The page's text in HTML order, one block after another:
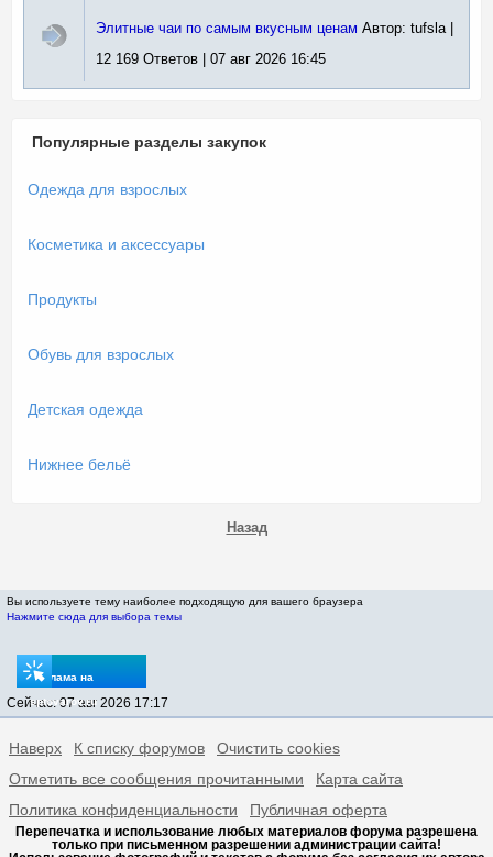
Элитные чаи по самым вкусным ценам Автор: tufsla |
12 169 Ответов | 07 авг 2026 16:45
Популярные разделы закупок
Одежда для взрослых
Косметика и аксессуары
Продукты
Обувь для взрослых
Детская одежда
Нижнее бельё
Назад
Вы используете тему наиболее подходящую для вашего браузера
Нажмите сюда для выбора темы
Реклама на
sptovarov.ru
Сейчас: 07 авг 2026 17:17
Наверх К списку форумов
Очистить cookies
Отметить все сообщения прочитанными
Карта сайта
Политика конфиденциальности
Публичная оферта